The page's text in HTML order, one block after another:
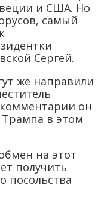
и США. Но
самый
Сергей.
же направили
он
Трампа в этом
на этот
получить
посольства